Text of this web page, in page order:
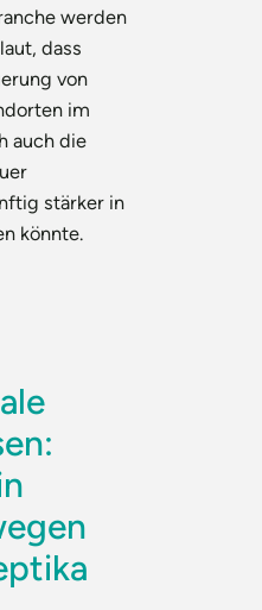
werden
dass
von
im
auch die
stärker in
könnte.